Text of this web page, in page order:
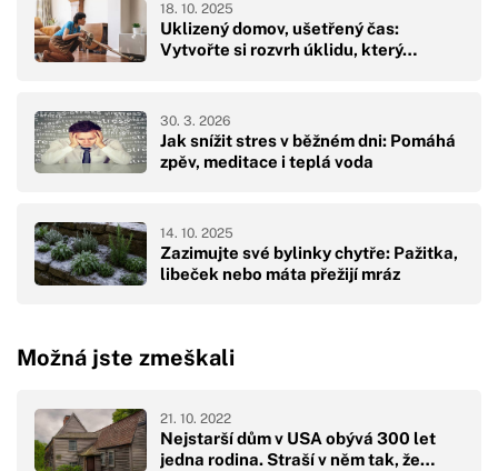
Uklizený domov, ušetřený čas:
Vytvořte si rozvrh úklidu, který…
18. 10. 2025
Jak snížit stres v běžném dni: Pomáhá
zpěv, meditace i teplá voda
30. 3. 2026
Zazimujte své bylinky chytře: Pažitka,
libeček nebo máta přežijí mráz
14. 10. 2025
Možná jste zmeškali
Nejstarší dům v USA obývá 300 let
jedna rodina. Straší v něm tak, že…
21. 10. 2022